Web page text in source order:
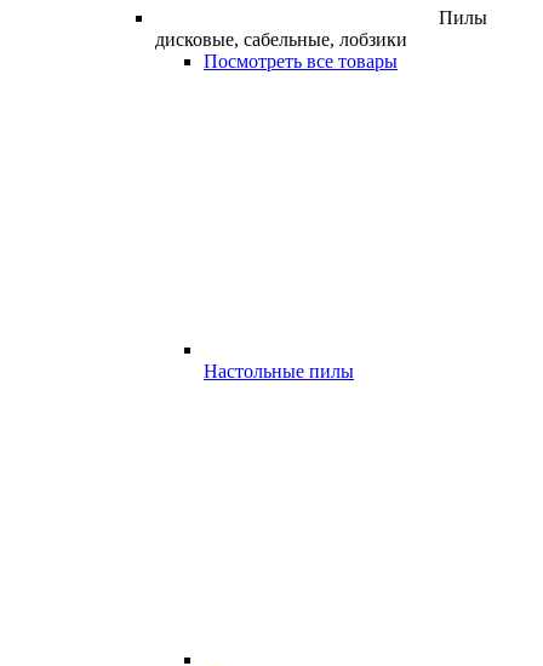
Пилы
дисковые, сабельные, лобзики
Посмотреть все товары
Настольные пилы